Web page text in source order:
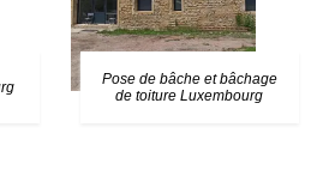
Pose de bâche et bâchage
de toiture Luxembourg